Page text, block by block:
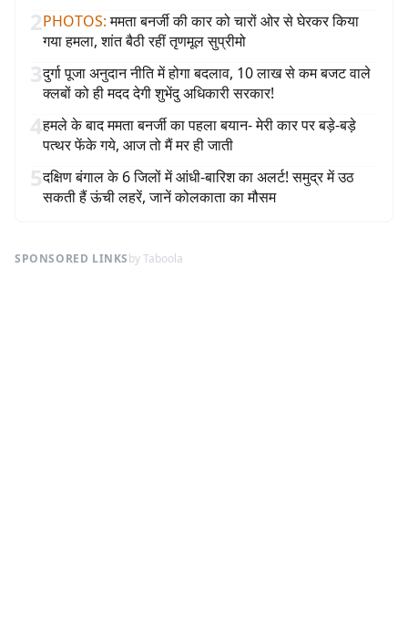
2PHOTOS: ममता बनर्जी की कार को चारों ओर से घेरकर किया
गया हमला, शांत बैठी रहीं तृणमूल सुप्रीमो
3दुर्गा पूजा अनुदान नीति में होगा बदलाव, 10 लाख से कम बजट वाले
क्लबों को ही मदद देगी शुभेंदु अधिकारी सरकार!
4हमले के बाद ममता बनर्जी का पहला बयान- मेरी कार पर बड़े-बड़े
पत्थर फेंके गये, आज तो मैं मर ही जाती
5दक्षिण बंगाल के 6 जिलों में आंधी-बारिश का अलर्ट! समुद्र में उठ
सकती हैं ऊंची लहरें, जानें कोलकाता का मौसम
SPONSORED LINKSby Taboola